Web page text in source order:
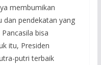
membumikan
dan pendekatan yang
bisa
itu, Presiden
putri terbaik